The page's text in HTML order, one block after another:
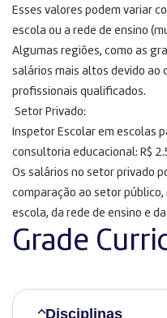
Esses valores podem variar
escola ou a rede de ensino
Algumas regiões, como as
salários mais altos devido ao
profissionais qualificados.
Setor Privado:
Inspetor Escolar em escolas
consultoria educacional: R$
Os salários no setor privado
comparação ao setor
escola, da rede de ensino e
Grade
Disciplinas